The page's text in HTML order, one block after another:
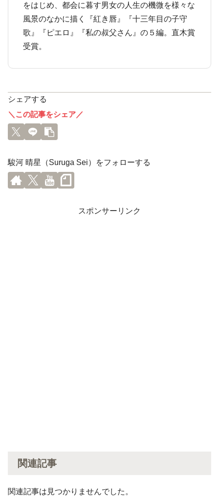
をはじめ、都会に暮す男女の人生の機微を様々な
風景のなかに描く『紅き唇』『十三年目の子守
歌』『ピエロ』『私の叔父さん』の５編。直木賞
受賞。
シェアする
＼この記事をシェア／
駿河 晴星（Suruga Sei）をフォローする
スポンサーリンク
関連記事
関連記事は見つかりませんでした。